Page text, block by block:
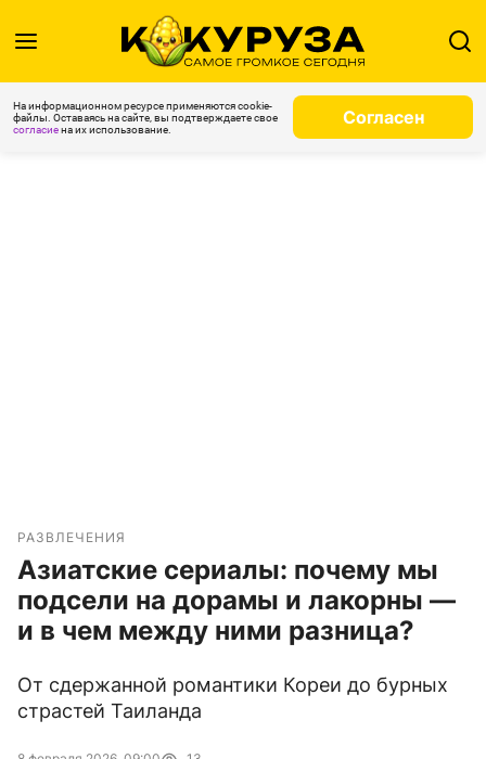
На информационном ресурсе применяются cookie-
файлы. Оставаясь на сайте, вы подтверждаете свое
согласиена их использование.
Согласен
РАЗВЛЕЧЕНИЯ
Азиатские сериалы: почему мы
подсели на дорамы и лакорны —
и в чем между ними разница?
От сдержанной романтики Кореи до бурных
страстей Таиланда